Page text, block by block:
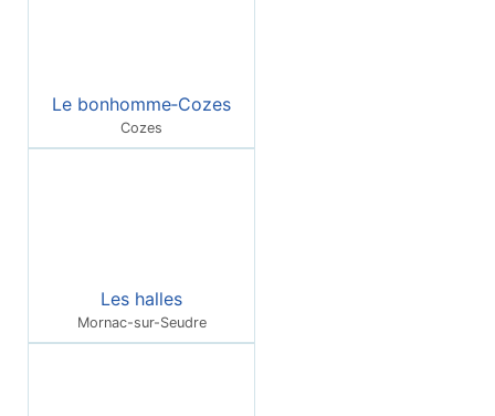
Le bonhomme‑Cozes
Cozes
Les halles
Mornac-sur-Seudre